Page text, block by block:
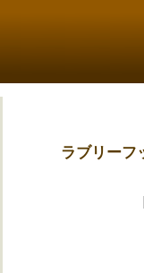
ラブリーフ